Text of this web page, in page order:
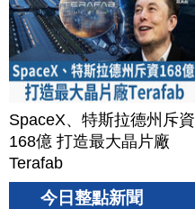
SpaceX、特斯拉德州斥資
168億 打造最大晶片廠
Terafab
今日整點新聞